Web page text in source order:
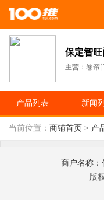
保定智旺
主营：卷帘
产品列表 新闻
当前位置： 商铺首页 > 产
商户名称：
版